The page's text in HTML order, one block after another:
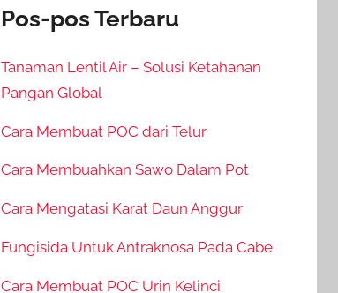
Pos-pos Terbaru
Tanaman Lentil Air – Solusi Ketahanan
Pangan Global
Cara Membuat POC dari Telur
Cara Membuahkan Sawo Dalam Pot
Cara Mengatasi Karat Daun Anggur
Fungisida Untuk Antraknosa Pada Cabe
Cara Membuat POC Urin Kelinci